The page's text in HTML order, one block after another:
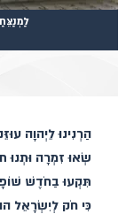
הַרְנִינוּ לֵיְהוָה
שְׂאוּ זִמְרָה וּתְנוּ
תִּקְעוּ בַחֹדֶשׁ
כִּי חֹק לְיִשְׂרָאֵל